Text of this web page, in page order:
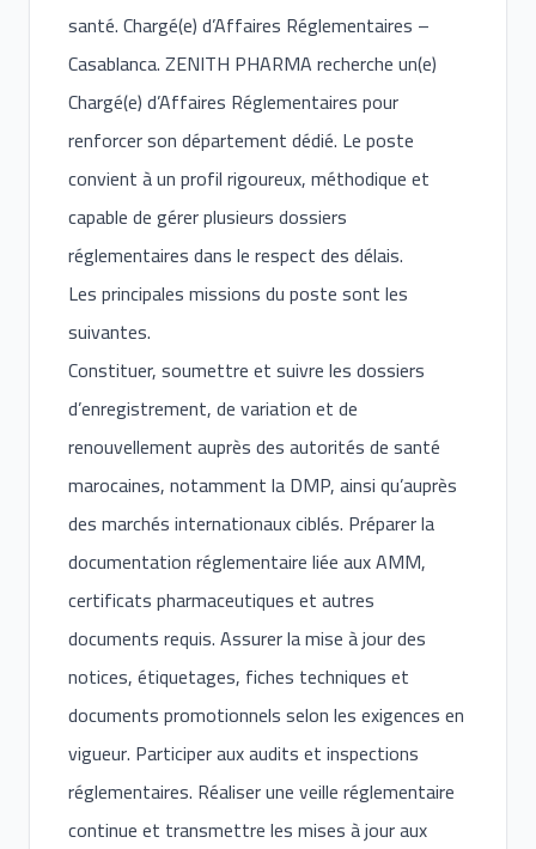
santé. Chargé(e) d’Affaires Réglementaires –
Casablanca. ZENITH PHARMA recherche un(e)
Chargé(e) d’Affaires Réglementaires pour
renforcer son département dédié. Le poste
convient à un profil rigoureux, méthodique et
capable de gérer plusieurs dossiers
réglementaires dans le respect des délais.
Les principales missions du poste sont les
suivantes.
Constituer, soumettre et suivre les dossiers
d’enregistrement, de variation et de
renouvellement auprès des autorités de santé
marocaines, notamment la DMP, ainsi qu’auprès
des marchés internationaux ciblés. Préparer la
documentation réglementaire liée aux AMM,
certificats pharmaceutiques et autres
documents requis. Assurer la mise à jour des
notices, étiquetages, fiches techniques et
documents promotionnels selon les exigences en
vigueur. Participer aux audits et inspections
réglementaires. Réaliser une veille réglementaire
continue et transmettre les mises à jour aux